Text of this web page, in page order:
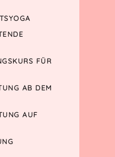
FÜR
AB DEM
AUF